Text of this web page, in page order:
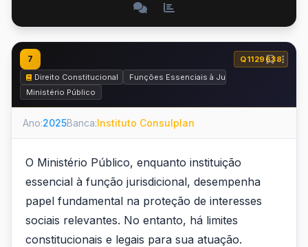
7
Q1129638
Direito Constitucional
Funções Essenciais à Justiça
Ministério Público
Ano:2025Banca:Instituto Consulplan
O Ministério Público, enquanto instituição
essencial à função jurisdicional, desempenha
papel fundamental na proteção de interesses
sociais relevantes. No entanto, há limites
constitucionais e legais para sua atuação.